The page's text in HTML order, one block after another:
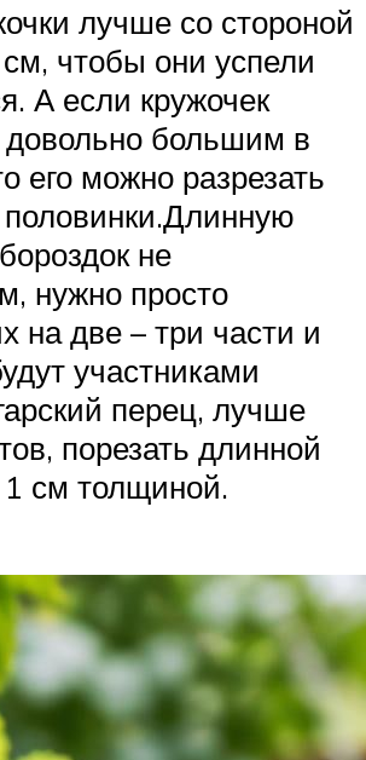
лучше со стороной
чтобы они успели
А если кружочек
довольно большим в
его можно разрезать
не
нужно просто
на две – три части и
участниками
перец, лучше
порезать длинной
см толщиной.